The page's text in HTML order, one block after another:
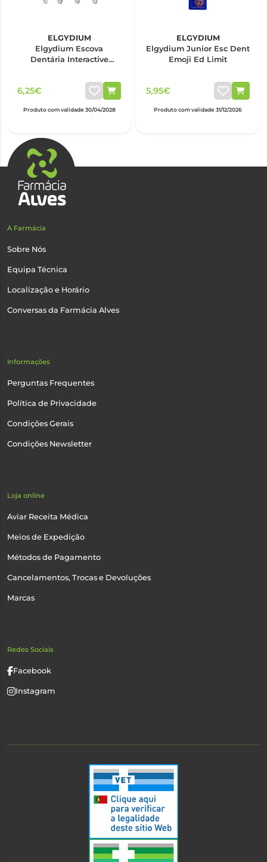
ELGYDIUM
Elgydium Escova
Dentária Interactive
6,25€
Produto com validade 30/04/2028
ELGYDIUM
Elgydium Junior Esc Dent
Emoji Ed Limit
5,95€
Produto com validade 31/12/2026
A Farmácia
Sobre Nós
Equipa Técnica
Localização e Horário
Conversas da Farmácia Alves
Informações
Perguntas Frequentes
Política de Privacidade
Condições Gerais
Condições Newsletter
Loja online
Aviar Receita Médica
Meios de Expedição
Métodos de Pagamento
Cancelamentos, Trocas e Devoluções
Marcas
Redes Sociais
Facebook
Instagram